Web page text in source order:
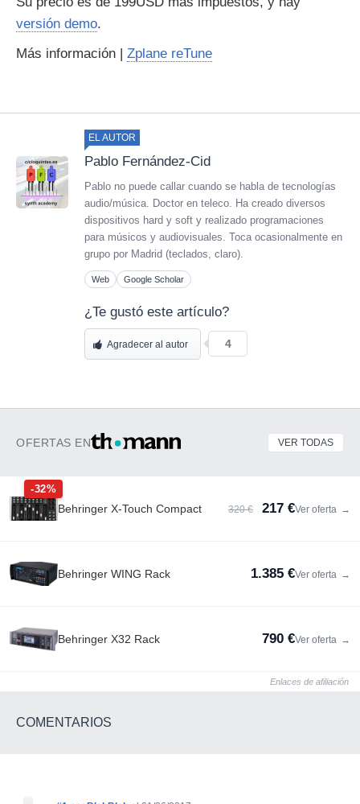
versión demo.
Más información | Zplane reTune
EL AUTOR
Pablo Fernández-Cid
Pablo no puede callar cuando se habla de tecnologías
audio/música. Doctor en teleco. Ha creado diversos
dispositivos hard y soft y realizado programaciones
para músicos y audiovisuales. Toca ocasionalmente en
grupo por Madrid (teclados, claro).
Web Google Scholar
¿Te gustó este artículo?
Agradecer al autor 4
OFERTAS EN VER TODAS
-32%
Behringer X-Touch Compact 320 € 217 €Ver oferta →
Behringer WING Rack 1.385 €Ver oferta →
Behringer X32 Rack 790 €Ver oferta →
Enlaces de afiliación
COMENTARIOS